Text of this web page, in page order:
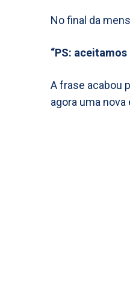
No final da
“PS:
A frase acabou
agora uma